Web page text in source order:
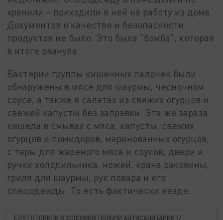
хранили – приходили в ней на работу из дома.
Документов о качестве и безопасности
продуктов не было. Это была "бомба", которая
в итоге рванула.
Бактерии группы кишечных палочек были
обнаружены в мясе для шаурмы, чесночном
соусе, а также в салатах из свежих огурцов и
свежей капусты без заправки. Эта же зараза
кишела в смывах с мяса, капусты, свежих
огурцов и помидоров, маринованных огурцов,
с тары для жареного мяса и соусов, двери и
ручки холодильника, ножей, крана раковины,
гриля для шаурмы, рук повара и его
спецодежды. То есть фактически везде.
ЕДУ ГОТОВИЛИ В УСЛОВИЯХ ПОЛНОЙ АНТИСАНИТАРИИ //